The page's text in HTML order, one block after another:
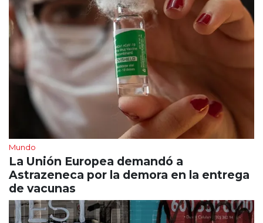
Mundo
La Unión Europea demandó a
Astrazeneca por la demora en la entrega
de vacunas